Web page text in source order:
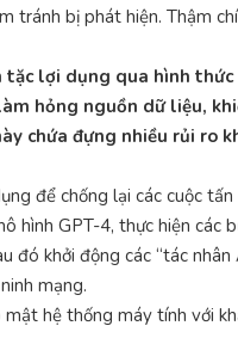
bị phát hiện. Thậm
lợi dụng qua hình
hỏng nguồn dữ liệu,
chứa đựng nhiều rủi
để chống lại các cuộc
GPT-4, thực hiện
đó khởi động các “tác
mạng.
hệ thống máy tính với